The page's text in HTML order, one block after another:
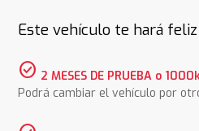
Este vehículo te hará feliz
check_circle 2 MESES DE PRUEBA o
Podrá cambiar el vehículo por